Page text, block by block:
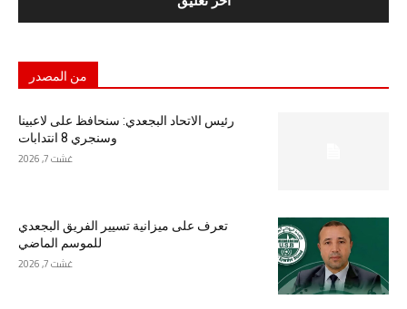
من المصدر
رئيس الاتحاد البجعدي: سنحافظ على لاعبينا
وسنجري 8 انتدابات
غشت 7, 2026
تعرف على ميزانية تسيير الفريق البجعدي
للموسم الماضي
غشت 7, 2026